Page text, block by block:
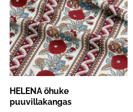
HELENA õhuke
puuvillakangas